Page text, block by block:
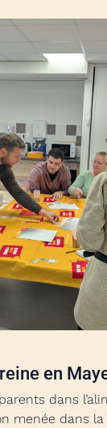
en
dans
menée dans